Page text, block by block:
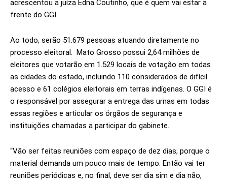
acrescentou a juíza Edna Coutinho, que é quem vai estar a
frente do GGI.
Ao todo, serão 51.679 pessoas atuando diretamente no
processo eleitoral. Mato Grosso possui 2,64 milhões de
eleitores que votarão em 1.529 locais de votação em todas
as cidades do estado, incluindo 110 considerados de difícil
acesso e 61 colégios eleitorais em terras indígenas. O GGI é
o responsável por assegurar a entrega das urnas em todas
essas regiões e articular os órgãos de segurança e
instituições chamadas a participar do gabinete.
“Vão ser feitas reuniões com espaço de dez dias, porque o
material demanda um pouco mais de tempo. Então vai ter
reuniões periódicas e, no final, deve ser dia sim e dia não,